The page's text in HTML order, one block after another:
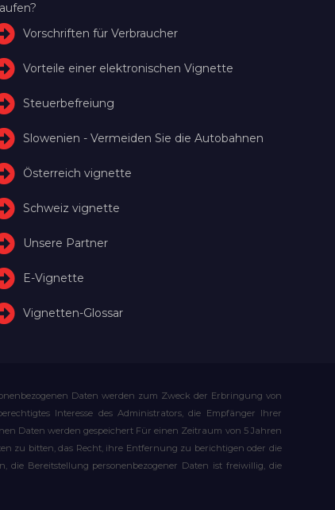
Vorschriften für Verbraucher
Vorteile einer elektronischen Vignette
Steuerbefreiung
Slowenien - Vermeiden Sie die Autobahnen
Österreich vignette
Schweiz vignette
Unsere Partner
E-Vignette
Vignetten-Glossar
Daten werden zum Zweck der Erbringung von
Interesse des Administrators, die Empfänger Ihrer
Daten werden gespeichert Für einen Zeitraum von 5 Jahren
zu bitten, das Recht, ihre Entfernung zu berichtigen oder die
die Bereitstellung personenbezogener Daten ist freiwillig, die